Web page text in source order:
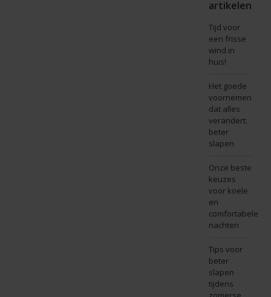
artikelen
Tijd voor
een frisse
wind in
huis!
Het goede
voornemen
dat alles
verandert:
beter
slapen
Onze beste
keuzes
voor koele
en
comfortabele
nachten
Tips voor
beter
slapen
tijdens